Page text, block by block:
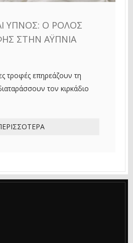
ΎΠΝΟΣ: Ο ΡΌΛΟΣ
ΣΤΗΝ ΑΫΠΝΊΑ
τροφές επηρεάζουν τη
τον κιρκάδιο